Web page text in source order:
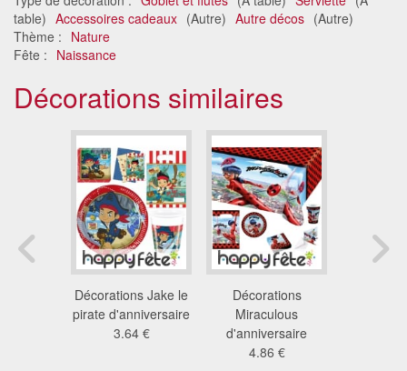
table) Accessoires cadeaux (Autre) Autre décos (Autre)
Thème : Nature
Fête : Naissance
Décorations similaires
Décorations Jake le
pirate d'anniversaire
3.64 €
Décorations
Miraculous
d'anniversaire
4.86 €